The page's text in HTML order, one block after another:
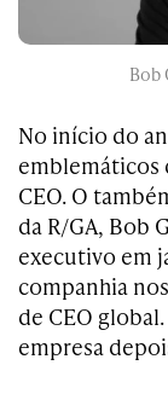
Bob
No início do
emblemáticos
CEO. O
da R/GA, Bob
executivo em
companhia
de CEO
empresa